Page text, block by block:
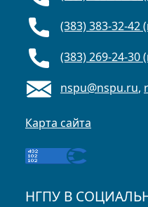
(383) 383-32-42
(383) 269-24-30
nspu@nspu.ru,
Карта сайта
НГПУ В